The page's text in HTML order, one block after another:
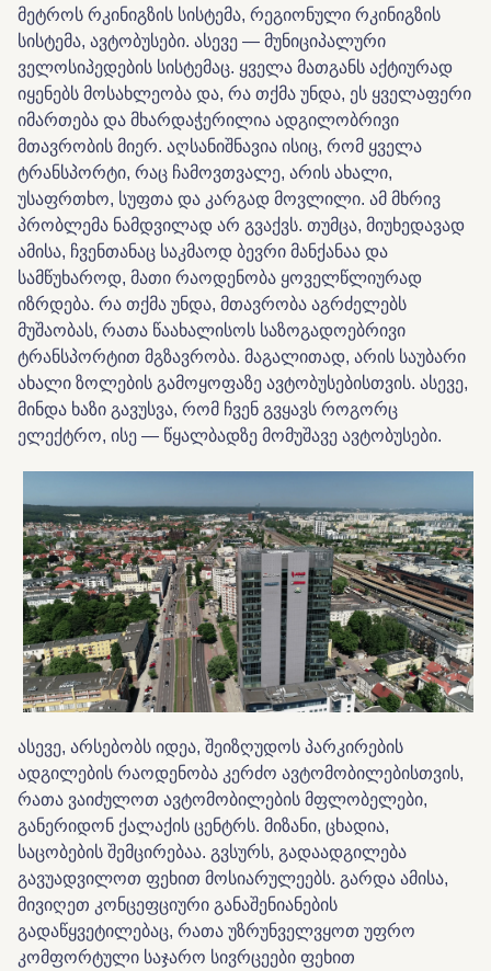
მეტროს რკინიგზის სისტემა, რეგიონული რკინიგზის
სისტემა, ავტობუსები. ასევე — მუნიციპალური
ველოსიპედების სისტემაც. ყველა მათგანს აქტიურად
იყენებს მოსახლეობა და, რა თქმა უნდა, ეს ყველაფერი
იმართება და მხარდაჭერილია ადგილობრივი
მთავრობის მიერ. აღსანიშნავია ისიც, რომ ყველა
ტრანსპორტი, რაც ჩამოვთვალე, არის ახალი,
უსაფრთხო, სუფთა და კარგად მოვლილი. ამ მხრივ
პრობლემა ნამდვილად არ გვაქვს. თუმცა, მიუხედავად
ამისა, ჩვენთანაც საკმაოდ ბევრი მანქანაა და
სამწუხაროდ, მათი რაოდენობა ყოველწლიურად
იზრდება. რა თქმა უნდა, მთავრობა აგრძელებს
მუშაობას, რათა წაახალისოს საზოგადოებრივი
ტრანსპორტით მგზავრობა. მაგალითად, არის საუბარი
ახალი ზოლების გამოყოფაზე ავტობუსებისთვის. ასევე,
მინდა ხაზი გავუსვა, რომ ჩვენ გვყავს როგორც
ელექტრო, ისე — წყალბადზე მომუშავე ავტობუსები.
ასევე, არსებობს იდეა, შეიზღუდოს პარკირების
ადგილების რაოდენობა კერძო ავტომობილებისთვის,
რათა ვაიძულოთ ავტომობილების მფლობელები,
განერიდონ ქალაქის ცენტრს. მიზანი, ცხადია,
საცობების შემცირებაა. გვსურს, გადაადგილება
გავუადვილოთ ფეხით მოსიარულეებს. გარდა ამისა,
მივიღეთ კონცეფციური განაშენიანების
გადაწყვეტილებაც, რათა უზრუნველვყოთ უფრო
კომფორტული საჯარო სივრცეები ფეხით